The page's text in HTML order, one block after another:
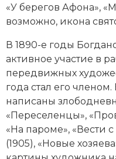
«У берегов Афона»,
возможно, икона
В 1890-е годы
активное участие в
передвижных
года стал его
написаны
«Переселенцы»,
«На пароме», «Вести
(1905), «Новые